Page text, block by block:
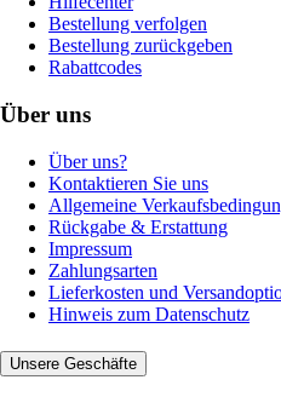
Bestellung verfolgen
Bestellung zurückgeben
Rabattcodes
Über uns
Über uns?
Kontaktieren Sie uns
Allgemeine
Rückgabe & Erstattung
Impressum
Zahlungsarten
Lieferkosten und
Hinweis zum Datenschutz
Unsere Geschäfte